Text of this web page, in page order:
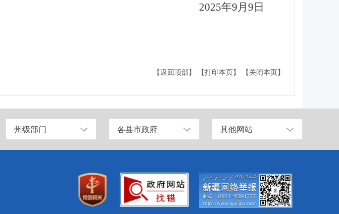
2025年9月 9 日
【返回顶部】
【打印本页】 【关闭本页】
州级部门 各县市政府 其他网站